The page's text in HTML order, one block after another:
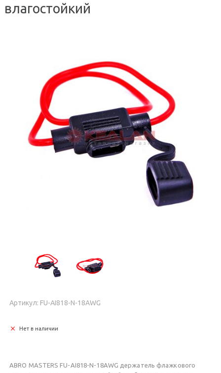
влагостойкий
Артикул: FU-AI818-N-18AWG
Нет в наличии
ABRO MASTERS FU-AI818-N-18AWG держатель флажкового